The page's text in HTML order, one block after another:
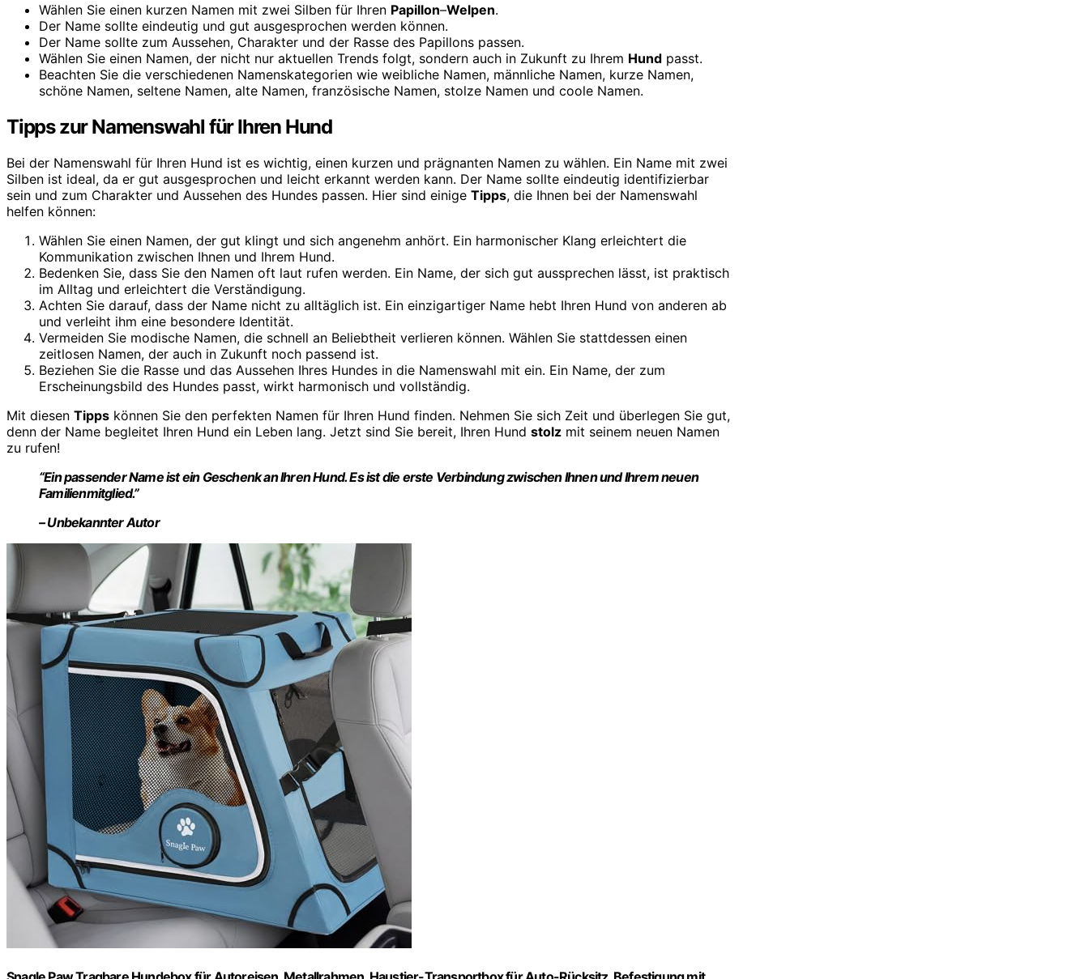
Wählen Sie einen kurzen Namen mit zwei Silben für Ihren Papillon–Welpen.
Der Name sollte eindeutig und gut ausgesprochen werden können.
Der Name sollte zum Aussehen, Charakter und der Rasse des Papillons passen.
Wählen Sie einen Namen, der nicht nur aktuellen Trends folgt, sondern auch in Zukunft zu Ihrem Hund passt.
Beachten Sie die verschiedenen Namenskategorien wie weibliche Namen, männliche Namen, kurze Namen,
schöne Namen, seltene Namen, alte Namen, französische Namen, stolze Namen und coole Namen.
Tipps zur Namenswahl für Ihren Hund
Bei der Namenswahl für Ihren Hund ist es wichtig, einen kurzen und prägnanten Namen zu wählen. Ein Name mit zwei
Silben ist ideal, da er gut ausgesprochen und leicht erkannt werden kann. Der Name sollte eindeutig identifizierbar
sein und zum Charakter und Aussehen des Hundes passen. Hier sind einige Tipps, die Ihnen bei der Namenswahl
helfen können:
Wählen Sie einen Namen, der gut klingt und sich angenehm anhört. Ein harmonischer Klang erleichtert die
Kommunikation zwischen Ihnen und Ihrem Hund.
Bedenken Sie, dass Sie den Namen oft laut rufen werden. Ein Name, der sich gut aussprechen lässt, ist praktisch
im Alltag und erleichtert die Verständigung.
Achten Sie darauf, dass der Name nicht zu alltäglich ist. Ein einzigartiger Name hebt Ihren Hund von anderen ab
und verleiht ihm eine besondere Identität.
Vermeiden Sie modische Namen, die schnell an Beliebtheit verlieren können. Wählen Sie stattdessen einen
zeitlosen Namen, der auch in Zukunft noch passend ist.
Beziehen Sie die Rasse und das Aussehen Ihres Hundes in die Namenswahl mit ein. Ein Name, der zum
Erscheinungsbild des Hundes passt, wirkt harmonisch und vollständig.
Mit diesen Tipps können Sie den perfekten Namen für Ihren Hund finden. Nehmen Sie sich Zeit und überlegen Sie gut,
denn der Name begleitet Ihren Hund ein Leben lang. Jetzt sind Sie bereit, Ihren Hund stolz mit seinem neuen Namen
zu rufen!
“Ein passender Name ist ein Geschenk an Ihren Hund. Es ist die erste Verbindung zwischen Ihnen und Ihrem neuen
Familienmitglied.”
– Unbekannter Autor